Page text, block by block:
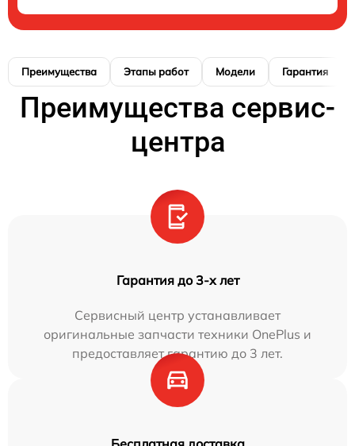
Преимущества Этапы работ Модели Гарантия
Преимущества сервис-
центра
Гарантия до 3-х лет
Сервисный центр устанавливает
оригинальные запчасти техники OnePlus и
предоставляет гарантию до 3 лет.